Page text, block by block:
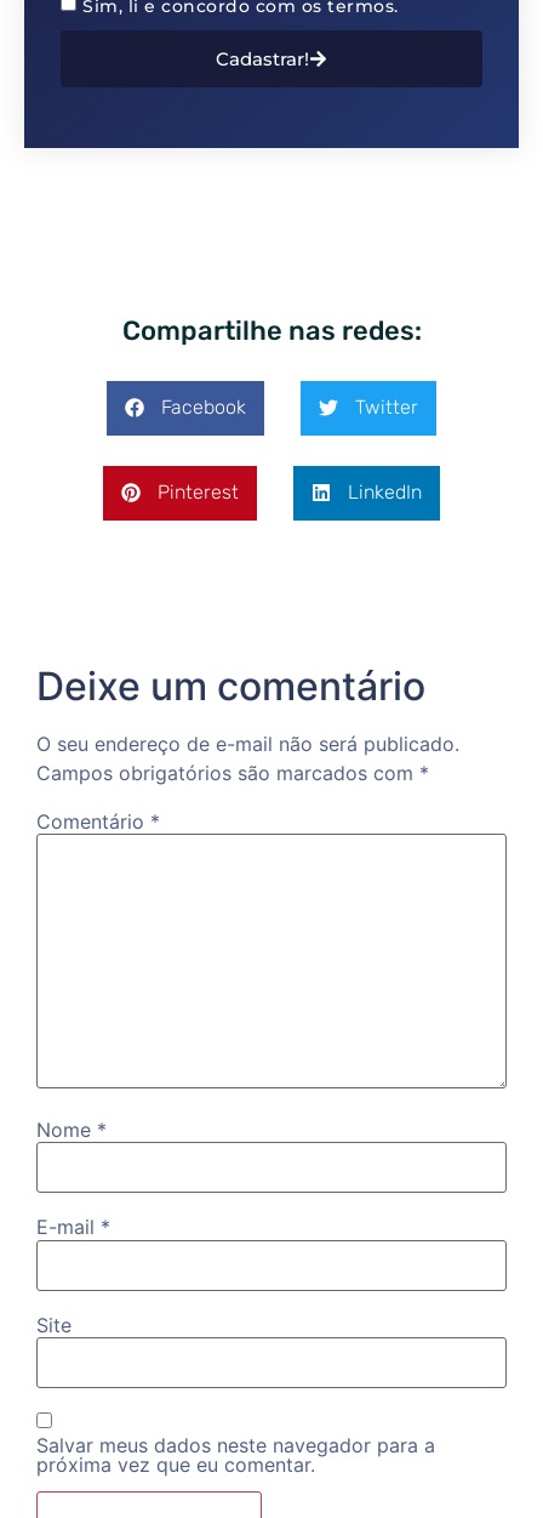
Sim, li e concordo com os termos.
Cadastrar!
Compartilhe nas redes:
Facebook Twitter
Pinterest LinkedIn
Deixe um comentário
O seu endereço de e-mail não será publicado.
Campos obrigatórios são marcados com *
Comentário *
Nome *
E-mail *
Site
Salvar meus dados neste navegador para a
próxima vez que eu comentar.